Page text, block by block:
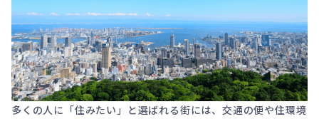
多くの人に「住みたい」と選ばれる街には、交通の便や住環境